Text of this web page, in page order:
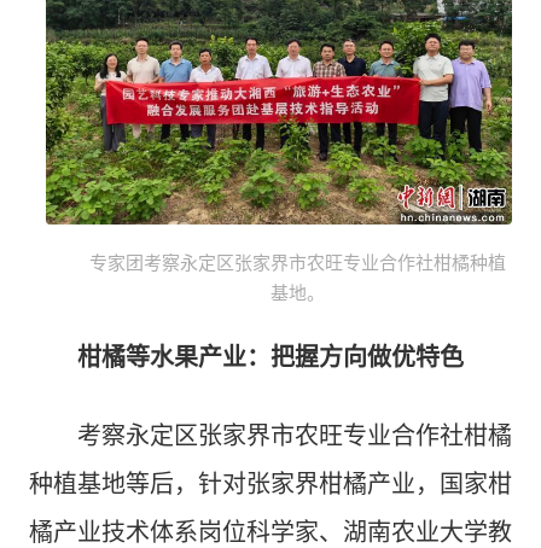
专家团考察永定区张家界市农旺专业合作社柑橘种植
基地。
柑橘等水果产业：把握方向做优特色
考察永定区张家界市农旺专业合作社柑橘
种植基地等后，针对张家界柑橘产业，国家柑
橘产业技术体系岗位科学家、湖南农业大学教